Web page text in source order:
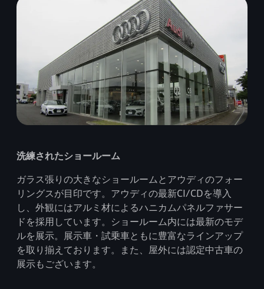
洗練されたショールーム
ガラス張りの大きなショールームとアウディのフォー
リングスが目印です。アウディの最新CI/CDを導入
し、外観にはアルミ材によるハニカムパネルファサー
ドを採用しています。ショールーム内には最新のモデ
ルを展示。展示車・試乗車ともに豊富なラインアップ
を取り揃えております。また、屋外には認定中古車の
展示もございます。